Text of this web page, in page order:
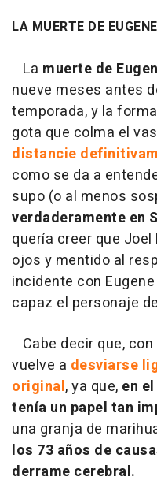
LA MUERTE DE
La muerte de
nueve meses antes
temporada, y la
gota que colma el
distancie
como se da a
supo (o al menos
verdaderamente en
quería creer que
ojos y mentido al
incidente con
capaz el personaje
Cabe decir que,
vuelve a desviarse
original, ya que, en
tenía un papel tan
una granja de
los 73 años de
derrame cerebral.